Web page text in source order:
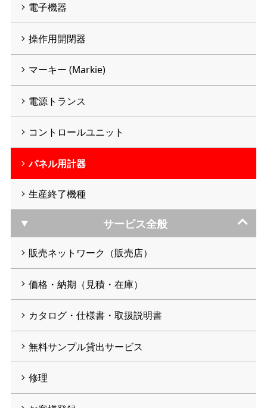
電子機器
操作用開閉器
マーキー (Markie)
電源トランス
コントロールユニット
パネル用計器
生産終了機種
サービス全般
販売ネットワーク（販売店）
価格・納期（見積・在庫）
カタログ・仕様書・取扱説明書
無料サンプル貸出サービス
修理